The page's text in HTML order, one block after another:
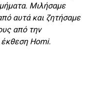
Μιλήσαμε
αυτά και ζητήσαμε
από την
Homi.